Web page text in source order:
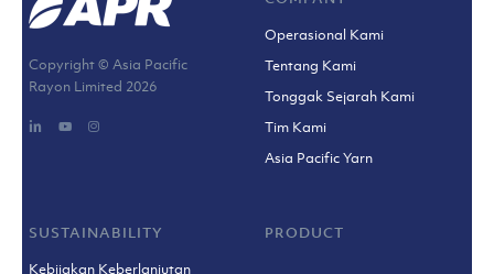
Copyright © Asia Pacific
Rayon Limited 2026
Operasional Kami
Tentang Kami
Tonggak Sejarah Kami
Tim Kami
Asia Pacific Yarn
SUSTAINABILITY
Kebijakan Keberlanjutan
PRODUCT